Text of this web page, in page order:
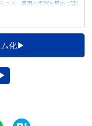
こそ、費用と役割を早めに話し
化
▶